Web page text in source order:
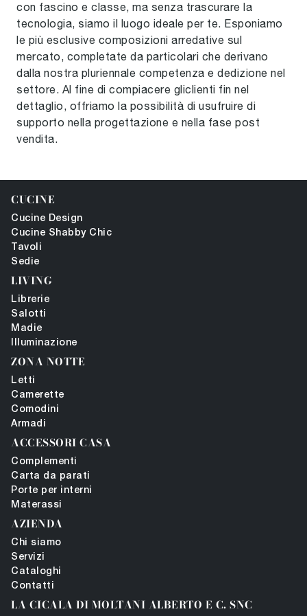
con fascino e classe, ma senza trascurare la
tecnologia, siamo il luogo ideale per te. Esponiamo
le più esclusive composizioni arredative sul
mercato, completate da particolari che derivano
dalla nostra pluriennale competenza e dedizione nel
settore. Al fine di compiacere gliclienti fin nel
dettaglio, offriamo la possibilità di usufruire di
supporto nella progettazione e nella fase post
vendita.
CUCINE
Cucine Design
Cucine Shabby Chic
Tavoli
Sedie
LIVING
Librerie
Salotti
Madie
Illuminazione
ZONA NOTTE
Letti
Camerette
Comodini
Armadi
ACCESSORI CASA
Complementi
Carta da parati
Porte per interni
Materassi
AZIENDA
Chi siamo
Servizi
Cataloghi
Contatti
LA CICALA DI MOLTANI ALBERTO E C. SNC